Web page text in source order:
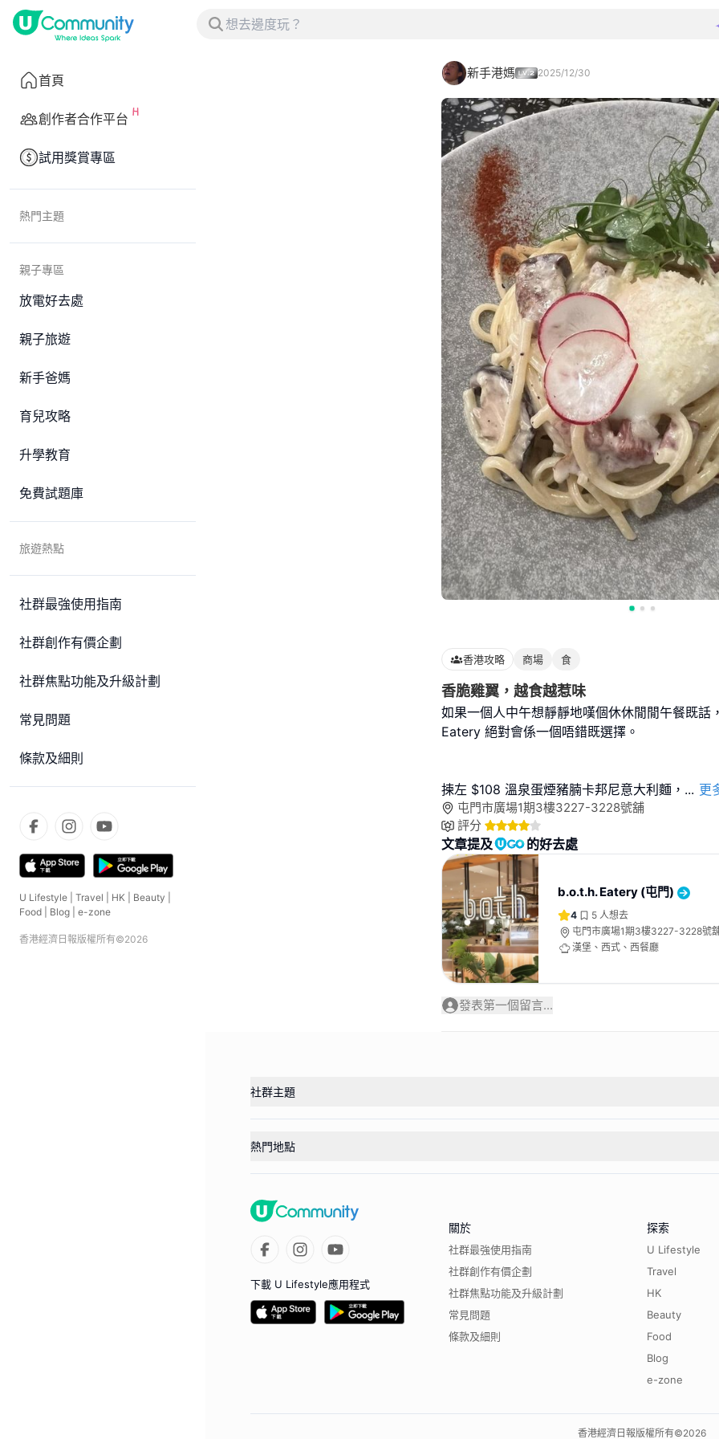
首頁
創作者合作平台
試用獎賞專區
熱門主題
親子專區
放電好去處
親子旅遊
新手爸媽
育兒攻略
升學教育
免費試題庫
旅遊熱點
社群最強使用指南
社群創作有價企劃
社群焦點功能及升級計劃
常見問題
條款及細則
U Lifestyle Travel HK Beauty
Food
Blog e-zone
香港經濟日報版權所有©2026
新手港媽 2025/12/30
香港攻略 商場 食
香脆雞翼，越食越惹味
如果一個人中午想靜靜地嘆個休休閒閒午餐既話
Eatery 絕對會係一個唔錯既選擇。
揀左 $108 溫泉蛋煙豬腩卡邦尼意大利麵， ... 更
屯門市廣場1期3樓3227-3228號舖
評分
文章提及 的好去處
b.o.t.h. Eatery (屯門)
4 5 人想去
屯門市廣場1期3樓3227-3228號
漢堡、西式、西餐廳
發表第一個留言...
社群主題
熱門地點
下載 U Lifestyle應用程式
關於
社群最強使用指南
社群創作有價企劃
社群焦點功能及升級計劃
常見問題
條款及細則
探索
U Lifestyle
Travel
HK
Beauty
Food
Blog
e-zone
香港經濟日報版權所有©2026